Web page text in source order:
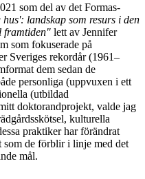
som del av det Formas-
landskap som resurs i den
framtiden" lett av Jennifer
som fokuserade på
Sveriges rekordår (1961–
dem sedan de
personliga (uppvuxen i ett
(utbildad
doktorandprojekt, valde jag
kulturella
praktiker har förändrat
som de förblir i linje med det
mål.